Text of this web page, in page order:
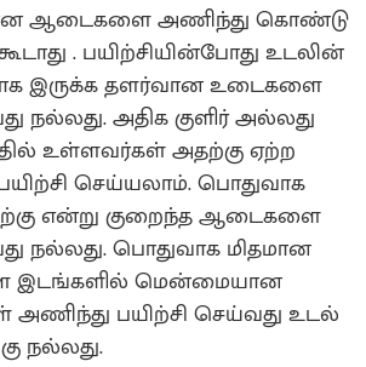
ஆடைகளை அணிந்து கொண்டு
. பயிற்சியின்போது உடலின்
இருக்க தளர்வான உடைகளை
நல்லது. அதிக குளிர் அல்லது
உள்ளவர்கள் அதற்கு ஏற்ற
செய்யலாம். பொதுவாக
என்று குறைந்த ஆடைகளை
நல்லது. பொதுவாக மிதமான
மென்மையான
அணிந்து பயிற்சி செய்வது உடல்
நல்லது.